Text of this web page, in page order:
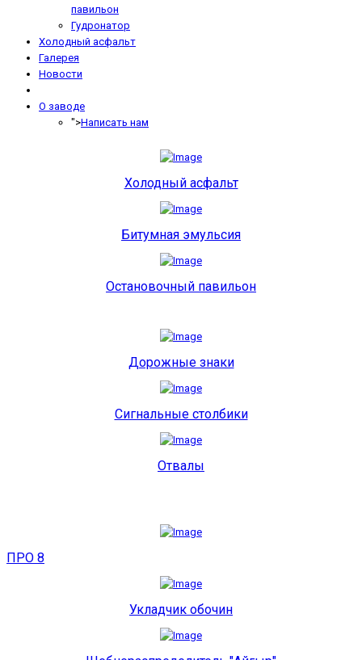
павильон
Гудронатор
Холодный асфальт
Галерея
Новости
О заводе
">Написать нам
Холодный асфальт
Битумная эмульсия
Остановочный павильон
Дорожные знаки
Сигнальные столбики
Отвалы
ПРО 8
Укладчик обочин